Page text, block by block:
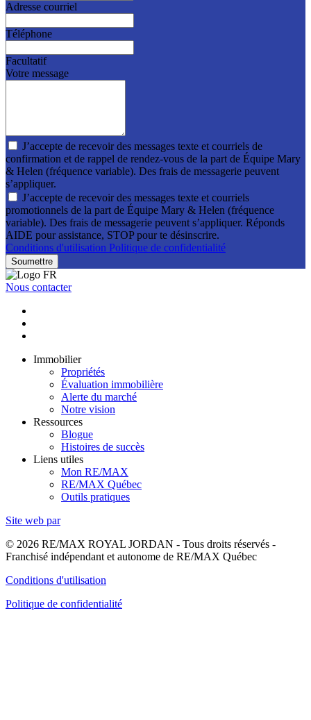
Adresse courriel
Téléphone
Facultatif
Votre message
J’accepte de recevoir des messages texte et courriels de
confirmation et de rappel de rendez-vous de la part de Équipe Mary
& Helen (fréquence variable). Des frais de messagerie peuvent
s’appliquer.
J’accepte de recevoir des messages texte et courriels
promotionnels de la part de Équipe Mary & Helen (fréquence
variable). Des frais de messagerie peuvent s’appliquer. Réponds
AIDE pour assistance, STOP pour te désinscrire.
Conditions d'utilisation Politique de confidentialité
Soumettre
Nous contacter
Immobilier
Propriétés
Évaluation immobilière
Alerte du marché
Notre vision
Ressources
Blogue
Histoires de succès
Liens utiles
Mon RE/MAX
RE/MAX Québec
Outils pratiques
Site web par
© 2026 RE/MAX ROYAL JORDAN - Tous droits réservés -
Franchisé indépendant et autonome de RE/MAX Québec
Conditions d'utilisation
Politique de confidentialité